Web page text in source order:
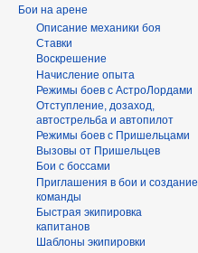
Бои на арене
Описание механики боя
Ставки
Воскрешение
Начисление опыта
Режимы боев с АстроЛордами
Отступление, дозаход,
автострельба и автопилот
Режимы боев с Пришельцами
Вызовы от Пришельцев
Бои с боссами
Приглашения в бои и создание
команды
Быстрая экипировка
капитанов
Шаблоны экипировки